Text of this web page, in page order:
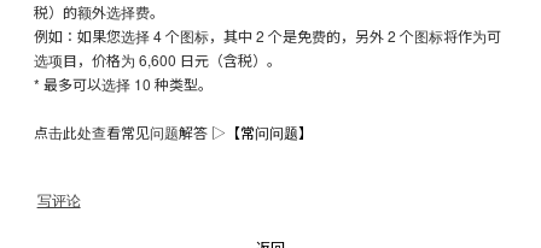
税）的额外选择费。
例如：如果您选择 4 个图标，其中 2 个是免费的，另外 2 个图标将作为可
选项目，价格为 6,600 日元（含税）。
* 最多可以选择 10 种类型。
点击此处查看常见问题解答 ▷ 【常问问题】
写评论